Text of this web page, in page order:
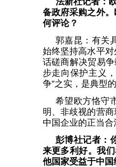
备政府采购之外
何评论？
郭嘉昆：有关
始终坚持高水平
话磋商解决贸易
步走向保护主义
争”之实，是典型
希望欧方恪守
明、非歧视的营
中国企业的正当合
彭博社记者：
来更多利好。我
他国家受益于中国